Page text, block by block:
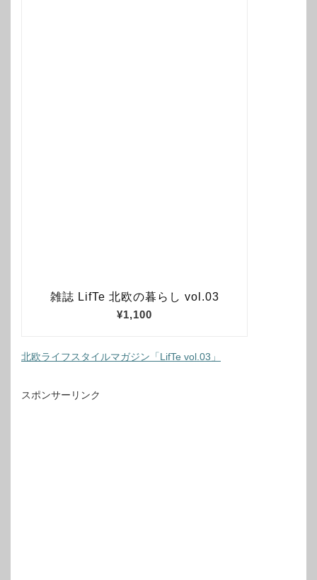
北欧ライフスタイルマガジン「LifTe vol.03」
スポンサーリンク